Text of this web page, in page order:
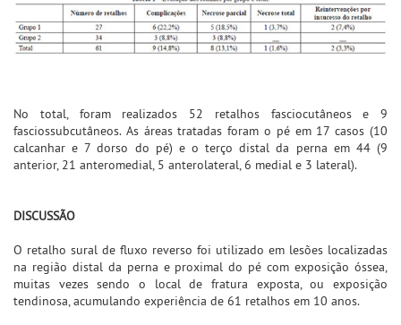
No total, foram realizados 52 retalhos fasciocutâneos e 9
fasciossubcutâneos. As áreas tratadas foram o pé em 17 casos (10
calcanhar e 7 dorso do pé) e o terço distal da perna em 44 (9
anterior, 21 anteromedial, 5 anterolateral, 6 medial e 3 lateral).
DISCUSSÃO
O retalho sural de fluxo reverso foi utilizado em lesões localizadas
na região distal da perna e proximal do pé com exposição óssea,
muitas vezes sendo o local de fratura exposta, ou exposição
tendinosa, acumulando experiência de 61 retalhos em 10 anos.